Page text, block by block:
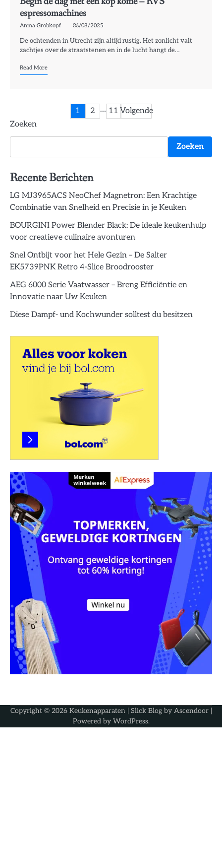
espressomachines
Anma Grobkopf 06/08/2025
De ochtenden in Utrecht zijn altijd rustig. Het zonlicht valt
zachtjes over de straatstenen en in de lucht hangt de…
Read More
Berichten
1 2 … 11 Volgende
Zoeken
Zoeken
Recente Berichten
LG MJ3965ACS NeoChef Magnetron: Een Krachtige
Combinatie van Snelheid en Precisie in je Keuken
BOURGINI Power Blender Black: De ideale keukenhulp
voor creatieve culinaire avonturen
Snel Ontbijt voor het Hele Gezin – De Salter
EK5739PNK Retro 4-Slice Broodrooster
AEG 6000 Serie Vaatwasser – Breng Efficiëntie en
Innovatie naar Uw Keuken
Diese Dampf- und Kochwunder solltest du besitzen
Copyright © 2026 Keukenapparaten| Slick Blog by Ascendoor|
Powered by WordPress.